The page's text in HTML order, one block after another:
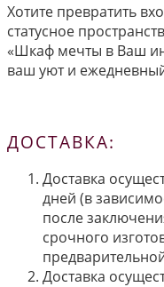
Хотите превратить
статусное
«Шкаф мечты в Ваш
ваш уют и
ДОСТАВКА:
Доставка
дней (в
после
срочного
Доставка